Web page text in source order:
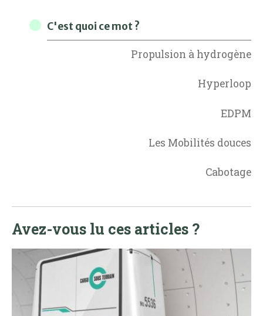
C'est quoi ce mot ?
Propulsion à hydrogène
Hyperloop
EDPM
Les Mobilités douces
Cabotage
Avez-vous lu ces articles ?